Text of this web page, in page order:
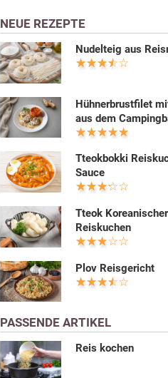
NEUE REZEPTE
Nudelteig aus
Hühnerbrustfilet
aus dem
Tteokbokki
Sauce
Tteok Koreanischer
Reiskuchen
Plov Reisgericht
PASSENDE ARTIKEL
Reis kochen